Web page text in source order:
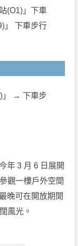
(O1)」下車
」 下車步行
」 → 下車步
年 3 月 6 日展開
觀一樓戶外空間
晚可在開放期間
風光。